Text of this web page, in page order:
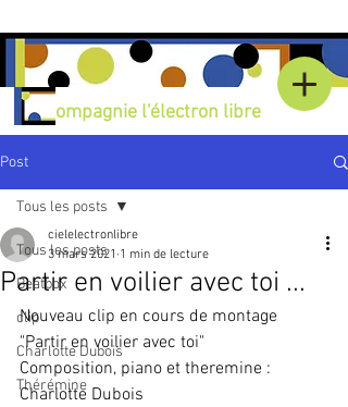
Compagnie l'électron libre
Post
Tous les posts
Beatbox
clip
Charlotte Dubois
Thérémine
Tous les posts
Partir en voilier avec toi ...
cielelectronlibre
3 mars 2021 1 min de lecture
Nouveau clip en cours de montage
"Partir en voilier avec toi"
Composition, piano et theremine :
Charlotte Dubois